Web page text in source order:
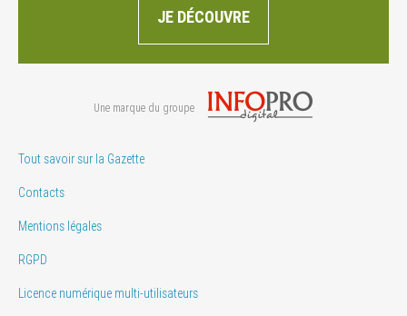
JE DÉCOUVRE
Une marque du groupe
Tout savoir sur la Gazette
Contacts
Mentions légales
RGPD
Licence numérique multi-utilisateurs